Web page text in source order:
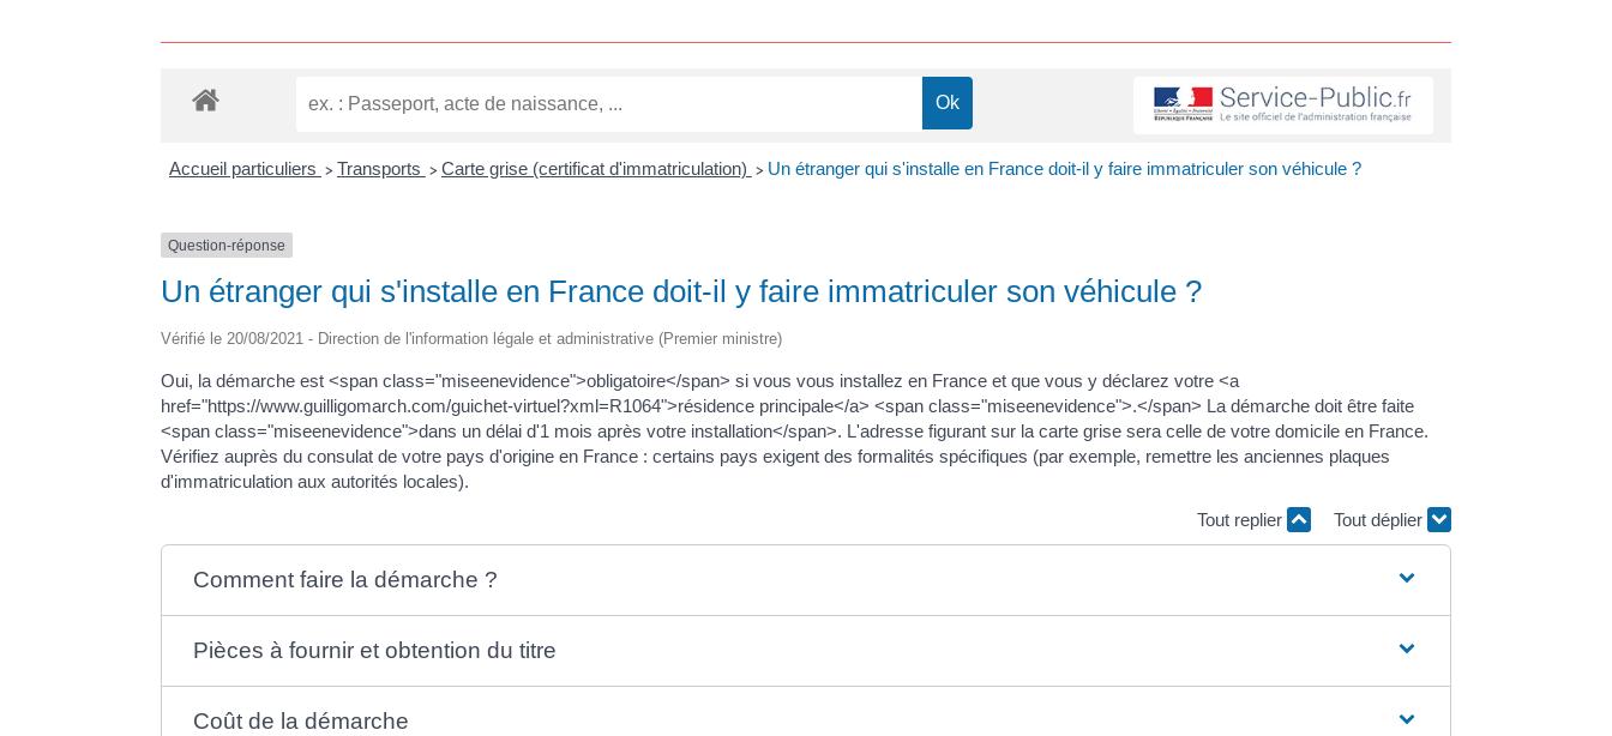
Accueil particuliers > Transports > Carte grise (certificat d'immatriculation) > Un étranger qui s'installe en France doit-il y faire immatriculer son véhicule ?
Question-réponse
Un étranger qui s'installe en France doit-il y faire immatriculer son véhicule ?
Vérifié le 20/08/2021 - Direction de l'information légale et administrative (Premier ministre)
Oui, la démarche est <span class="miseenevidence">obligatoire</span> si vous vous installez en France et que vous y déclarez votre <a
href="https://www.guilligomarch.com/guichet-virtuel?xml=R1064">résidence principale</a> <span class="miseenevidence">.</span> La démarche doit être faite
<span class="miseenevidence">dans un délai d'1 mois après votre installation</span>. L'adresse figurant sur la carte grise sera celle de votre domicile en France.
Vérifiez auprès du consulat de votre pays d'origine en France : certains pays exigent des formalités spécifiques (par exemple, remettre les anciennes plaques
d'immatriculation aux autorités locales).
Tout replier
Tout déplier
Comment faire la démarche ?
Pièces à fournir et obtention du titre
Coût de la démarche